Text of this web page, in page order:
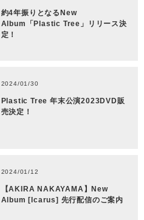
約4年振りとなるNew
Album「Plastic Tree」リリース決
定！
2024/01/30
Plastic Tree 年末公演2023DVD販
売決定！
2024/01/12
【AKIRA NAKAYAMA】New
Album [Icarus] 先行配信のご案内